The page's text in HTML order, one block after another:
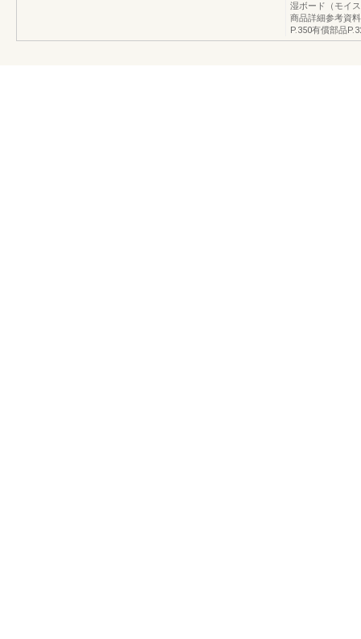
湿ボード（モイ
商品詳細参考資
P.350有償部品